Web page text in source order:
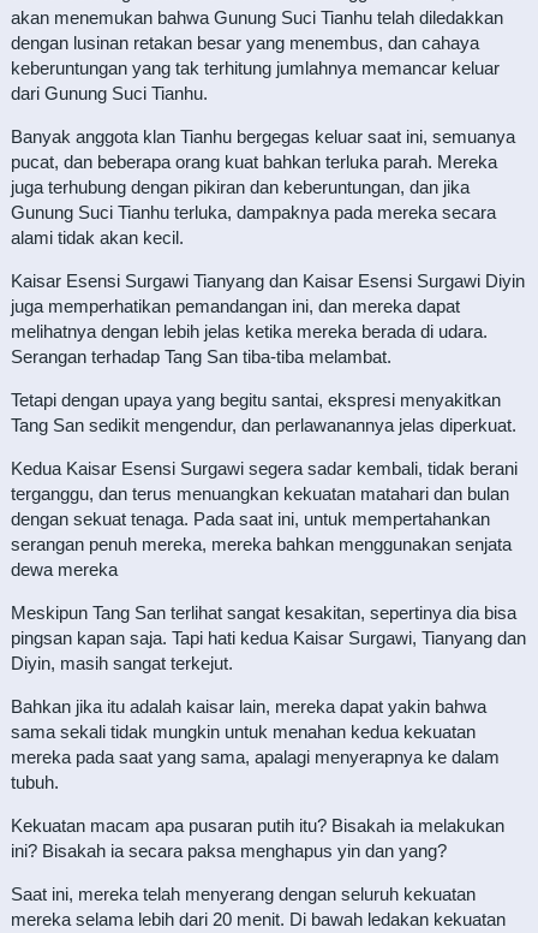
akan menemukan bahwa Gunung Suci Tianhu telah diledakkan
dengan lusinan retakan besar yang menembus, dan cahaya
keberuntungan yang tak terhitung jumlahnya memancar keluar
dari Gunung Suci Tianhu.
Banyak anggota klan Tianhu bergegas keluar saat ini, semuanya
pucat, dan beberapa orang kuat bahkan terluka parah. Mereka
juga terhubung dengan pikiran dan keberuntungan, dan jika
Gunung Suci Tianhu terluka, dampaknya pada mereka secara
alami tidak akan kecil.
Kaisar Esensi Surgawi Tianyang dan Kaisar Esensi Surgawi Diyin
juga memperhatikan pemandangan ini, dan mereka dapat
melihatnya dengan lebih jelas ketika mereka berada di udara.
Serangan terhadap Tang San tiba-tiba melambat.
Tetapi dengan upaya yang begitu santai, ekspresi menyakitkan
Tang San sedikit mengendur, dan perlawanannya jelas diperkuat.
Kedua Kaisar Esensi Surgawi segera sadar kembali, tidak berani
terganggu, dan terus menuangkan kekuatan matahari dan bulan
dengan sekuat tenaga. Pada saat ini, untuk mempertahankan
serangan penuh mereka, mereka bahkan menggunakan senjata
dewa mereka
Meskipun Tang San terlihat sangat kesakitan, sepertinya dia bisa
pingsan kapan saja. Tapi hati kedua Kaisar Surgawi, Tianyang dan
Diyin, masih sangat terkejut.
Bahkan jika itu adalah kaisar lain, mereka dapat yakin bahwa
sama sekali tidak mungkin untuk menahan kedua kekuatan
mereka pada saat yang sama, apalagi menyerapnya ke dalam
tubuh.
Kekuatan macam apa pusaran putih itu? Bisakah ia melakukan
ini? Bisakah ia secara paksa menghapus yin dan yang?
Saat ini, mereka telah menyerang dengan seluruh kekuatan
mereka selama lebih dari 20 menit. Di bawah ledakan kekuatan